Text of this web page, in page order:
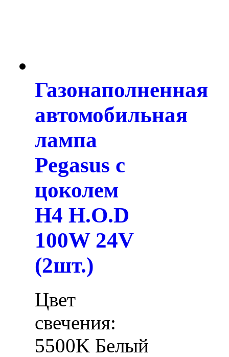
Газонаполненная
автомобильная
лампа
Pegasus с
цоколем
H4 H.O.D
100W 24V
(2шт.)
Цвет
свечения:
5500K Белый